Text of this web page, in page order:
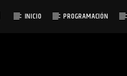
INICIO PROGRAMACIÓN